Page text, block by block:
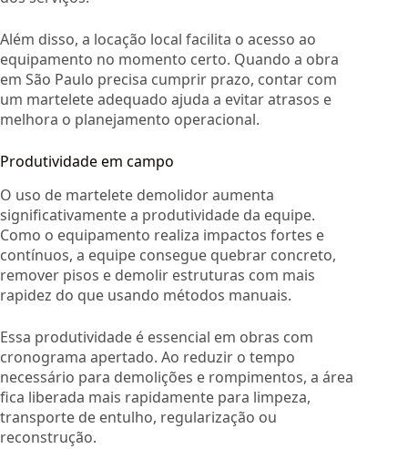
Além disso, a locação local facilita o acesso ao
equipamento no momento certo. Quando a obra
em São Paulo precisa cumprir prazo, contar com
um martelete adequado ajuda a evitar atrasos e
melhora o planejamento operacional.
Produtividade em campo
O uso de martelete demolidor aumenta
significativamente a produtividade da equipe.
Como o equipamento realiza impactos fortes e
contínuos, a equipe consegue quebrar concreto,
remover pisos e demolir estruturas com mais
rapidez do que usando métodos manuais.
Essa produtividade é essencial em obras com
cronograma apertado. Ao reduzir o tempo
necessário para demolições e rompimentos, a área
fica liberada mais rapidamente para limpeza,
transporte de entulho, regularização ou
reconstrução.